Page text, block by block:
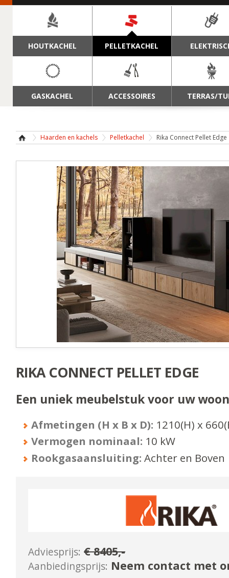
NAVIGATIE
HOUTKACHEL PELLETKACHEL
GASKACHEL ACCESSOIRES TERRAS/
Haarden en kachels Pelletkachel Rika Connect Pellet Edge
RIKA CONNECT PELLET EDGE
Een uniek meubelstuk voor uw
Afmetingen (H x B x D): 1210(H) x 660
Vermogen nominaal: 10 kW
Rookgasaansluiting: Achter en Boven
Adviesprijs: €8405,-
Aanbiedingsprijs: Neem contact met